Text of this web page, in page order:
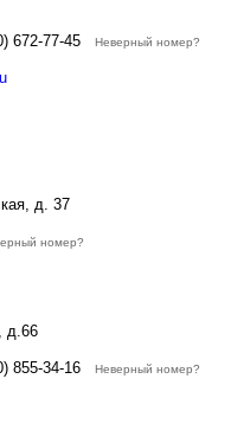
672-77-45 Неверный номер?
д. 37
номер?
д.66
855-34-16 Неверный номер?